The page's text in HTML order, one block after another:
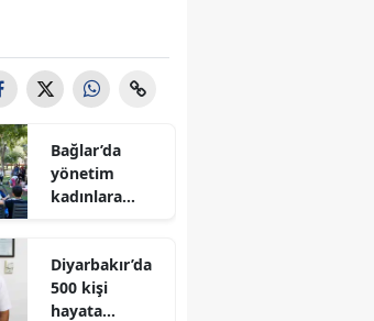
Bağlar’da
yönetim
kadınlara
Merkezi’nin
rotasını onlar
çizecek
Diyarbakır’da
500 kişi
hayata